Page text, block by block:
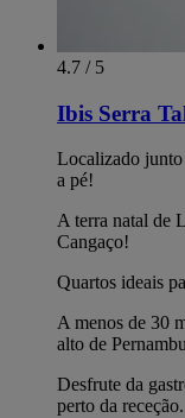
4.7 / 5
Ibis Serra
Localizado
a pé!
A terra natal de
Cangaço!
Quartos ideais
A menos de 30
alto de
Desfrute da
perto da receção.